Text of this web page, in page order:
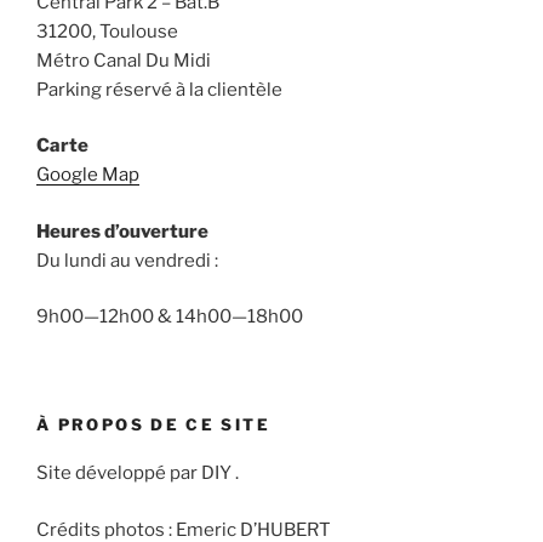
31200, Toulouse
Métro Canal Du Midi
Parking réservé à la clientèle
Carte
Google Map
Heures d’ouverture
Du lundi au vendredi :
9h00—12h00 & 14h00—18h00
À PROPOS DE CE SITE
Site développé par DIY .
Crédits photos : Emeric D’HUBERT